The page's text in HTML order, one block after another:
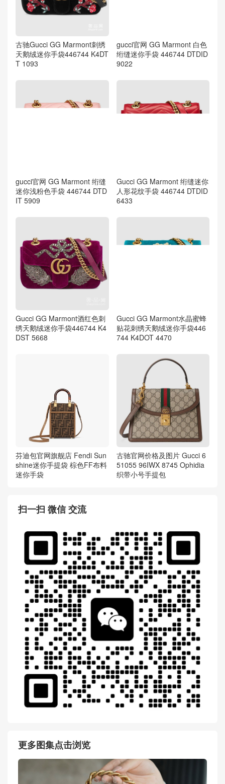
古驰Gucci GG Marmont刺绣
天鹅绒迷你手袋446744 K4DT
T 1093
gucci官网 GG Marmont 白色
绗缝迷你手袋 446744 DTDID
9022
gucci官网 GG Marmont 绗缝
迷你浅粉色手袋 446744 DTD
IT 5909
Gucci GG Marmont 绗缝迷你
人形花纹手袋 446744 DTDID
6433
Gucci GG Marmont酒红色刺
绣天鹅绒迷你手袋446744 K4
DST 5668
Gucci GG Marmont水晶蜜蜂
贴花刺绣天鹅绒迷你手袋446
744 K4DOT 4470
芬迪包官网旗舰店 Fendi Sun
shine迷你手提袋 棕色FF布料
迷你手袋
古驰官网价格及图片 Gucci 6
51055 96IWX 8745 Ophidia
织带小号手提包
扫一扫 微信 交流
更多图集点击浏览